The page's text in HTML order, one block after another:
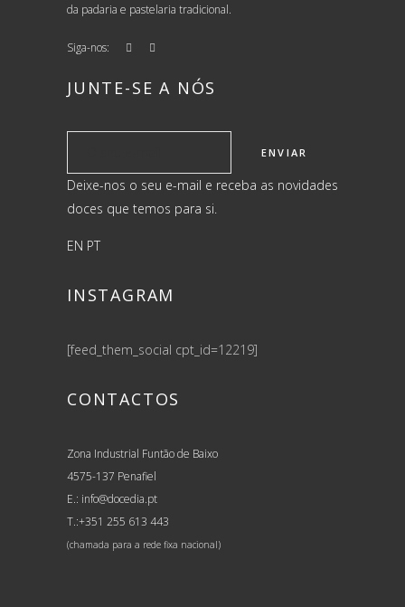
da padaria e pastelaria tradicional.
Siga-nos:
JUNTE-SE A NÓS
Deixe-nos o seu e-mail e receba as novidades
doces que temos para si.
EN PT
INSTAGRAM
[feed_them_social cpt_id=12219]
CONTACTOS
Zona Industrial Funtão de Baixo
4575-137 Penafiel
E.: info@docedia.pt
T.:+351 255 613 443
(chamada para a rede fixa nacional)